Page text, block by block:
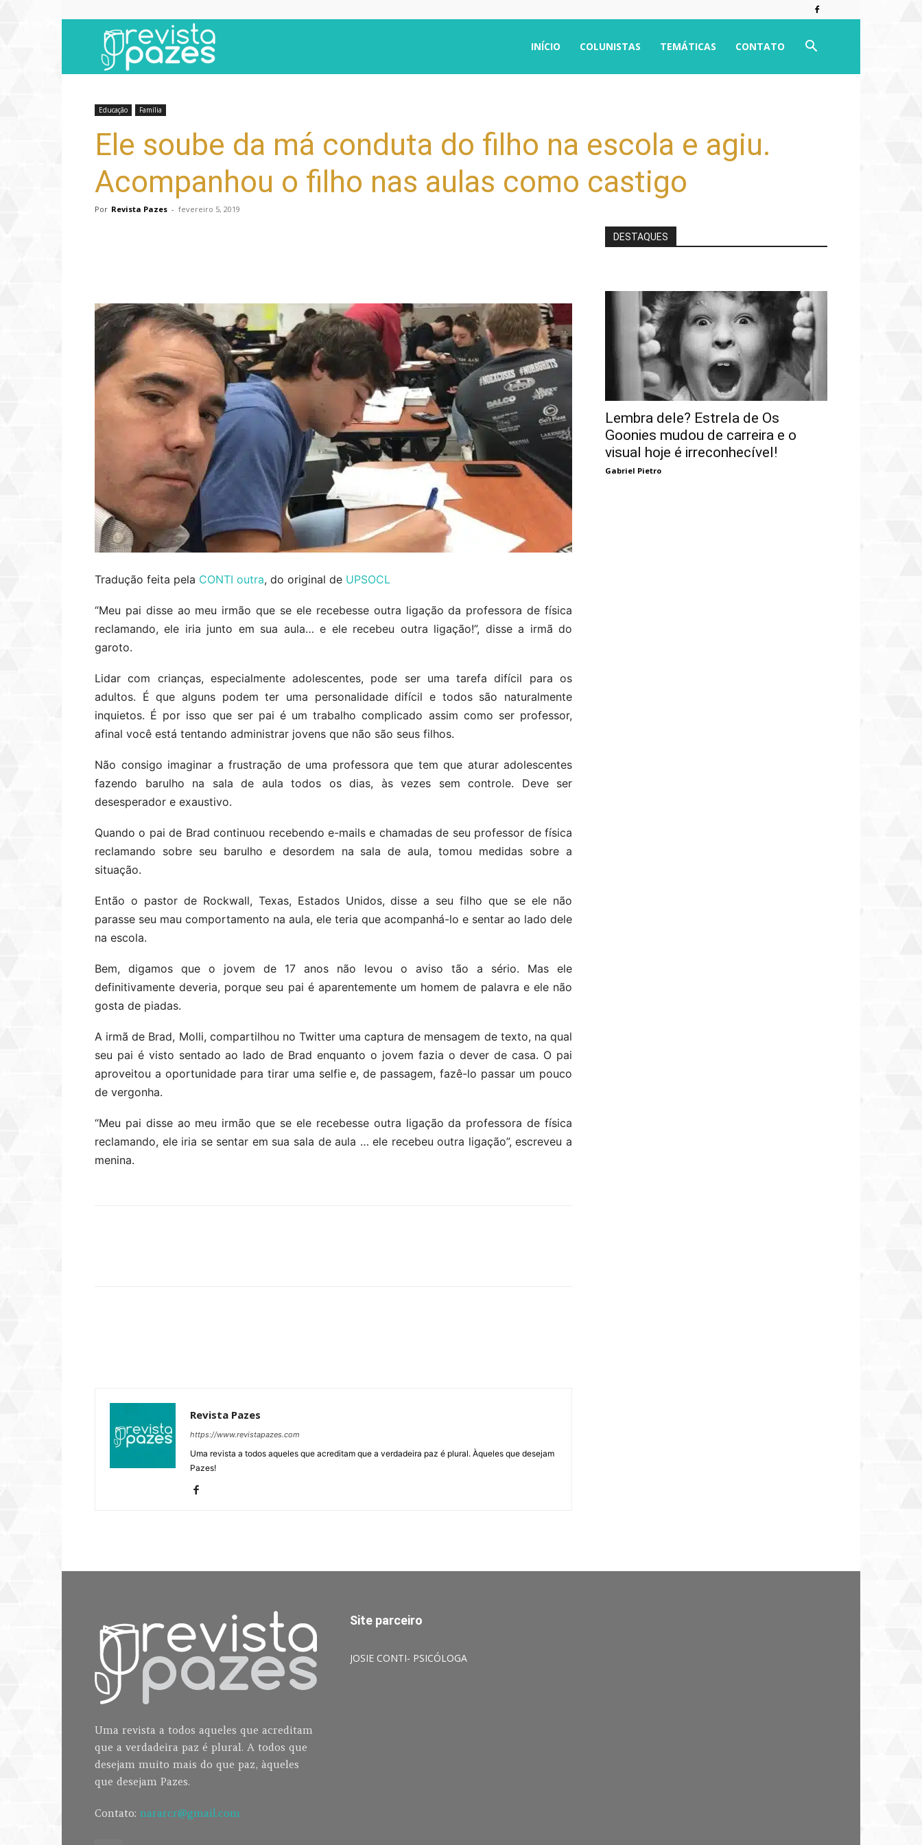
INÍCIO COLUNISTAS TEMÁTICAS CONTATO
Educação Família
Ele soube da má conduta do filho na escola e agiu.
Acompanhou o filho nas aulas como castigo
Por Revista Pazes - fevereiro 5, 2019
Tradução feita pela CONTI outra, do original de UPSOCL
“Meu pai disse ao meu irmão que se ele recebesse outra ligação da professora de física
reclamando, ele iria junto em sua aula… e ele recebeu outra ligação!”, disse a irmã do
garoto.
Lidar com crianças, especialmente adolescentes, pode ser uma tarefa difícil para os
adultos. É que alguns podem ter uma personalidade difícil e todos são naturalmente
inquietos. É por isso que ser pai é um trabalho complicado assim como ser professor,
afinal você está tentando administrar jovens que não são seus filhos.
Não consigo imaginar a frustração de uma professora que tem que aturar adolescentes
fazendo barulho na sala de aula todos os dias, às vezes sem controle. Deve ser
desesperador e exaustivo.
Quando o pai de Brad continuou recebendo e-mails e chamadas de seu professor de física
reclamando sobre seu barulho e desordem na sala de aula, tomou medidas sobre a
situação.
Então o pastor de Rockwall, Texas, Estados Unidos, disse a seu filho que se ele não
parasse seu mau comportamento na aula, ele teria que acompanhá-lo e sentar ao lado dele
na escola.
Bem, digamos que o jovem de 17 anos não levou o aviso tão a sério. Mas ele
definitivamente deveria, porque seu pai é aparentemente um homem de palavra e ele não
gosta de piadas.
A irmã de Brad, Molli, compartilhou no Twitter uma captura de mensagem de texto, na qual
seu pai é visto sentado ao lado de Brad enquanto o jovem fazia o dever de casa. O pai
aproveitou a oportunidade para tirar uma selfie e, de passagem, fazê-lo passar um pouco
de vergonha.
“Meu pai disse ao meu irmão que se ele recebesse outra ligação da professora de física
reclamando, ele iria se sentar em sua sala de aula … ele recebeu outra ligação”, escreveu a
menina.
Revista Pazes
https://www.revistapazes.com
Uma revista a todos aqueles que acreditam que a verdadeira paz é plural. Àqueles que desejam
Pazes!
DESTAQUES
Lembra dele? Estrela de Os
Goonies mudou de carreira e o
visual hoje é irreconhecível!
Gabriel Pietro
Uma revista a todos aqueles que acreditam
que a verdadeira paz é plural. A todos que
desejam muito mais do que paz, àqueles
que desejam Pazes.
Contato: nararcr@gmail.com
Site parceiro
JOSIE CONTI- PSICÓLOGA